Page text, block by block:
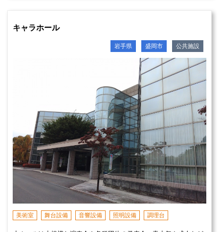
キャラホール
岩手県 盛岡市 公共施設
美術室 舞台設備 音響設備 照明設備 調理台